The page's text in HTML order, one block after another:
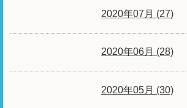
2020年07月 (27)
2020年06月 (28)
2020年05月 (30)